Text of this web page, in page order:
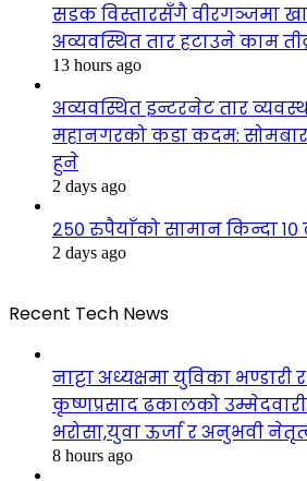
सडक विस्तारसँगै वीरगञ्जमा
अव्यवस्थित तार हटाउने काम
13 hours ago
अव्यवस्थित इन्टरनेट तार
महानगरको कडा कदम:
हुने
2 days ago
२५० रुपैयाँको सामान किन्दा
2 days ago
Recent Tech News
नाट्टा अध्यक्षमा युविका भण्डारी
कृष्णप्रसाद ढकालको
भरोसा,युवा ऊर्जा र अनुभवी
8 hours ago